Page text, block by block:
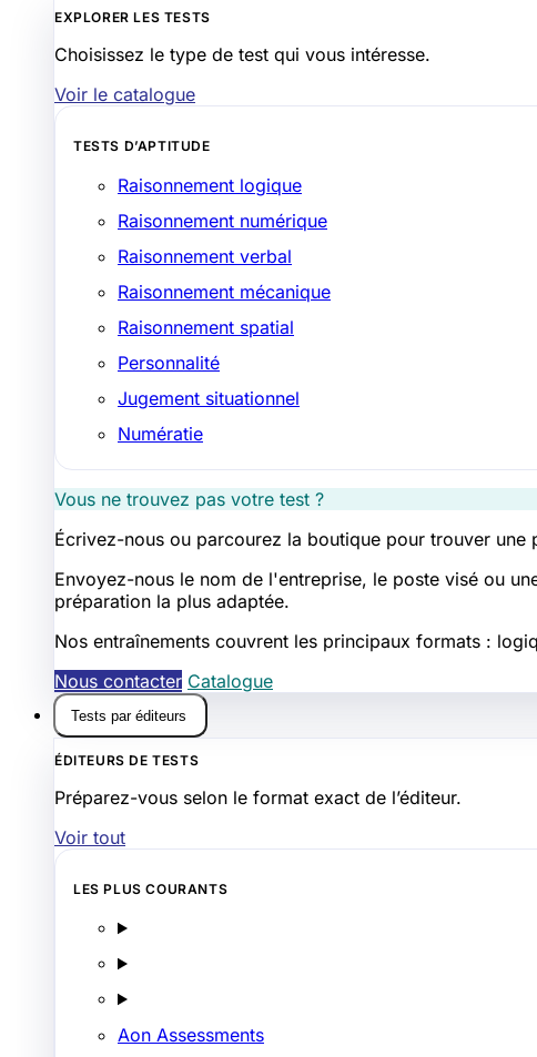
EXPLORER LES TESTS
Choisissez le type de test qui vous intéresse.
Voir le catalogue
TESTS D’APTITUDE
Raisonnement logique
Raisonnement numérique
Raisonnement verbal
Raisonnement mécanique
Raisonnement spatial
Personnalité
Jugement situationnel
Numératie
Vous ne trouvez pas votre test ?
Écrivez-nous ou parcourez la boutique pour trouver une
Envoyez-nous le nom de l'entreprise, le poste visé ou
préparation la plus adaptée.
Nos entraînements couvrent les principaux formats :
Nous contacter Catalogue
Tests par éditeurs
ÉDITEURS DE TESTS
Préparez-vous selon le format exact de l’éditeur.
Voir tout
LES PLUS COURANTS
Aon Assessments